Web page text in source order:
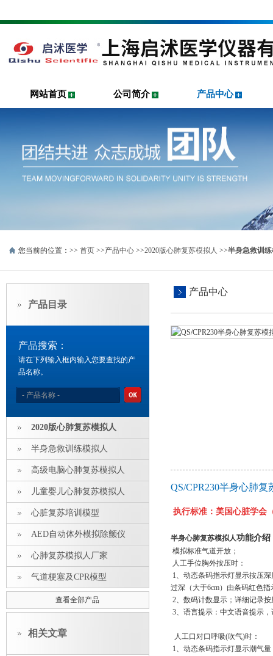
网站首页 公司简介 产品中心
您当前的位置：>> 首页 >>产品中心 >>2020版心肺复苏模拟人 >>半身急救训
产品中心
QS/CPR230半身心肺
执行标准：美国心脏学会
半身心肺复苏模拟人功能介绍
模拟标准气道开放；
人工手位胸外按压时：
1、动态条码指示灯显示按压
过深（大于6cm）由条码红色
2、数码计数显示；详细记录
3、语言提示：中文语音提示
人工口对口呼吸(吹气)时：
1、动态条码指示灯显示潮气
产品目录
产品搜索：
请在下列输入框内输入您要查找的产
品名称。
2020版心肺复苏模拟人
半身急救训练模拟人
高级电脑心肺复苏模拟人
儿童婴儿心肺复苏模拟人
心脏复苏培训模型
AED自动体外模拟除颤仪
心肺复苏模拟人厂家
气道梗塞及CPR模型
查看全部产品
相关文章